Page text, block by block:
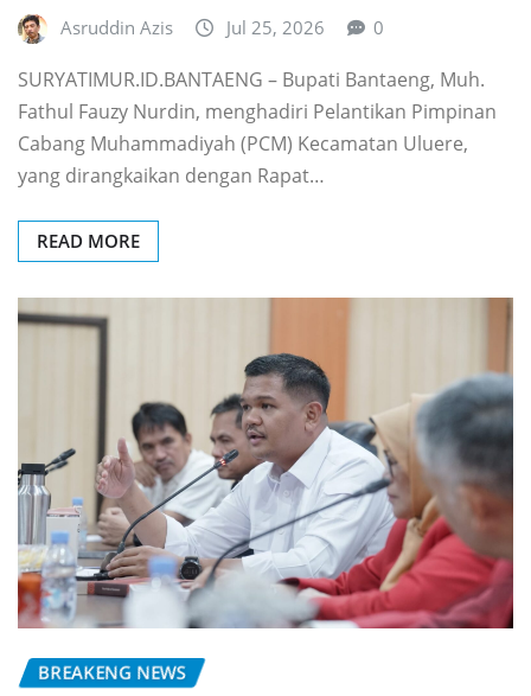
Asruddin Azis Jul 25, 2026 0
SURYATIMUR.ID.BANTAENG – Bupati Bantaeng, Muh.
Fathul Fauzy Nurdin, menghadiri Pelantikan Pimpinan
Cabang Muhammadiyah (PCM) Kecamatan Uluere,
yang dirangkaikan dengan Rapat…
READ MORE
BREAKENG NEWS